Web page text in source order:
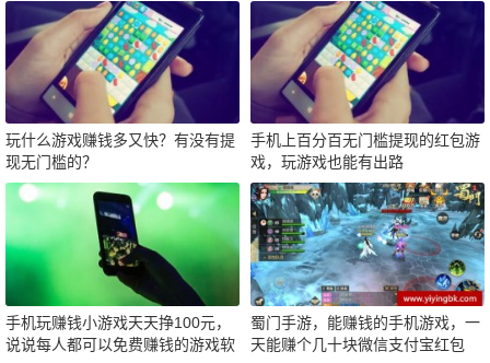
玩什么游戏赚钱多又快？有没有提
现无门槛的？
手机上百分百无门槛提现的红包游
戏，玩游戏也能有出路
手机玩赚钱小游戏天天挣100元，
说说每人都可以免费赚钱的游戏软
蜀门手游，能赚钱的手机游戏，一
天能赚个几十块微信支付宝红包